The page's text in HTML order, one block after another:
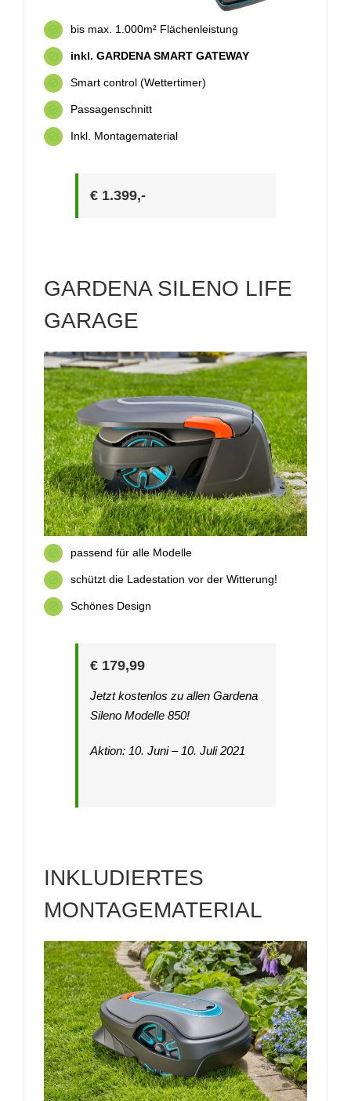
bis max. 1.000m² Flächenleistung
inkl. GARDENA SMART GATEWAY
Smart control (Wettertimer)
Passagenschnitt
Inkl. Montagematerial
€ 1.399,-
GARDENA SILENO LIFE
GARAGE
passend für alle Modelle
schützt die Ladestation vor der Witterung!
Schönes Design
€ 179,99
Jetzt kostenlos zu allen Gardena
Sileno Modelle 850!
Aktion: 10. Juni – 10. Juli 2021
INKLUDIERTES
MONTAGEMATERIAL